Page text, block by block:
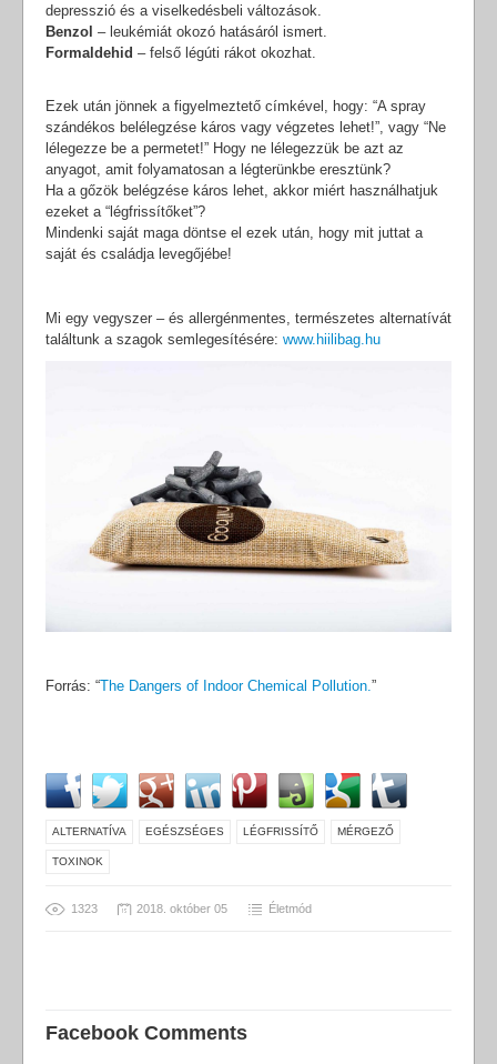
depresszió és a viselkedésbeli változások.
Benzol – leukémiát okozó hatásáról ismert.
Formaldehid – felső légúti rákot okozhat.
Ezek után jönnek a figyelmeztető címkével, hogy: “A spray
szándékos belélegzése káros vagy végzetes lehet!”, vagy “Ne
lélegezze be a permetet!” Hogy ne lélegezzük be azt az
anyagot, amit folyamatosan a légterünkbe eresztünk?
Ha a gőzök belégzése káros lehet, akkor miért használhatjuk
ezeket a “légfrissítőket”?
Mindenki saját maga döntse el ezek után, hogy mit juttat a
saját és családja levegőjébe!
Mi egy vegyszer – és allergénmentes, természetes alternatívát
találtunk a szagok semlegesítésére: www.hiilibag.hu
Forrás: “The Dangers of Indoor Chemical Pollution. ”
ALTERNATÍVA EGÉSZSÉGES LÉGFRISSÍTŐ MÉRGEZŐ
TOXINOK
1323 2018. október 05 Életmód
Facebook Comments